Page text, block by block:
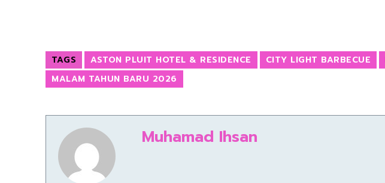
TAGS ASTON PLUIT HOTEL & RESIDENCE CITY LIGHT BARBECUE
MALAM TAHUN BARU 2026
Muhamad Ihsan